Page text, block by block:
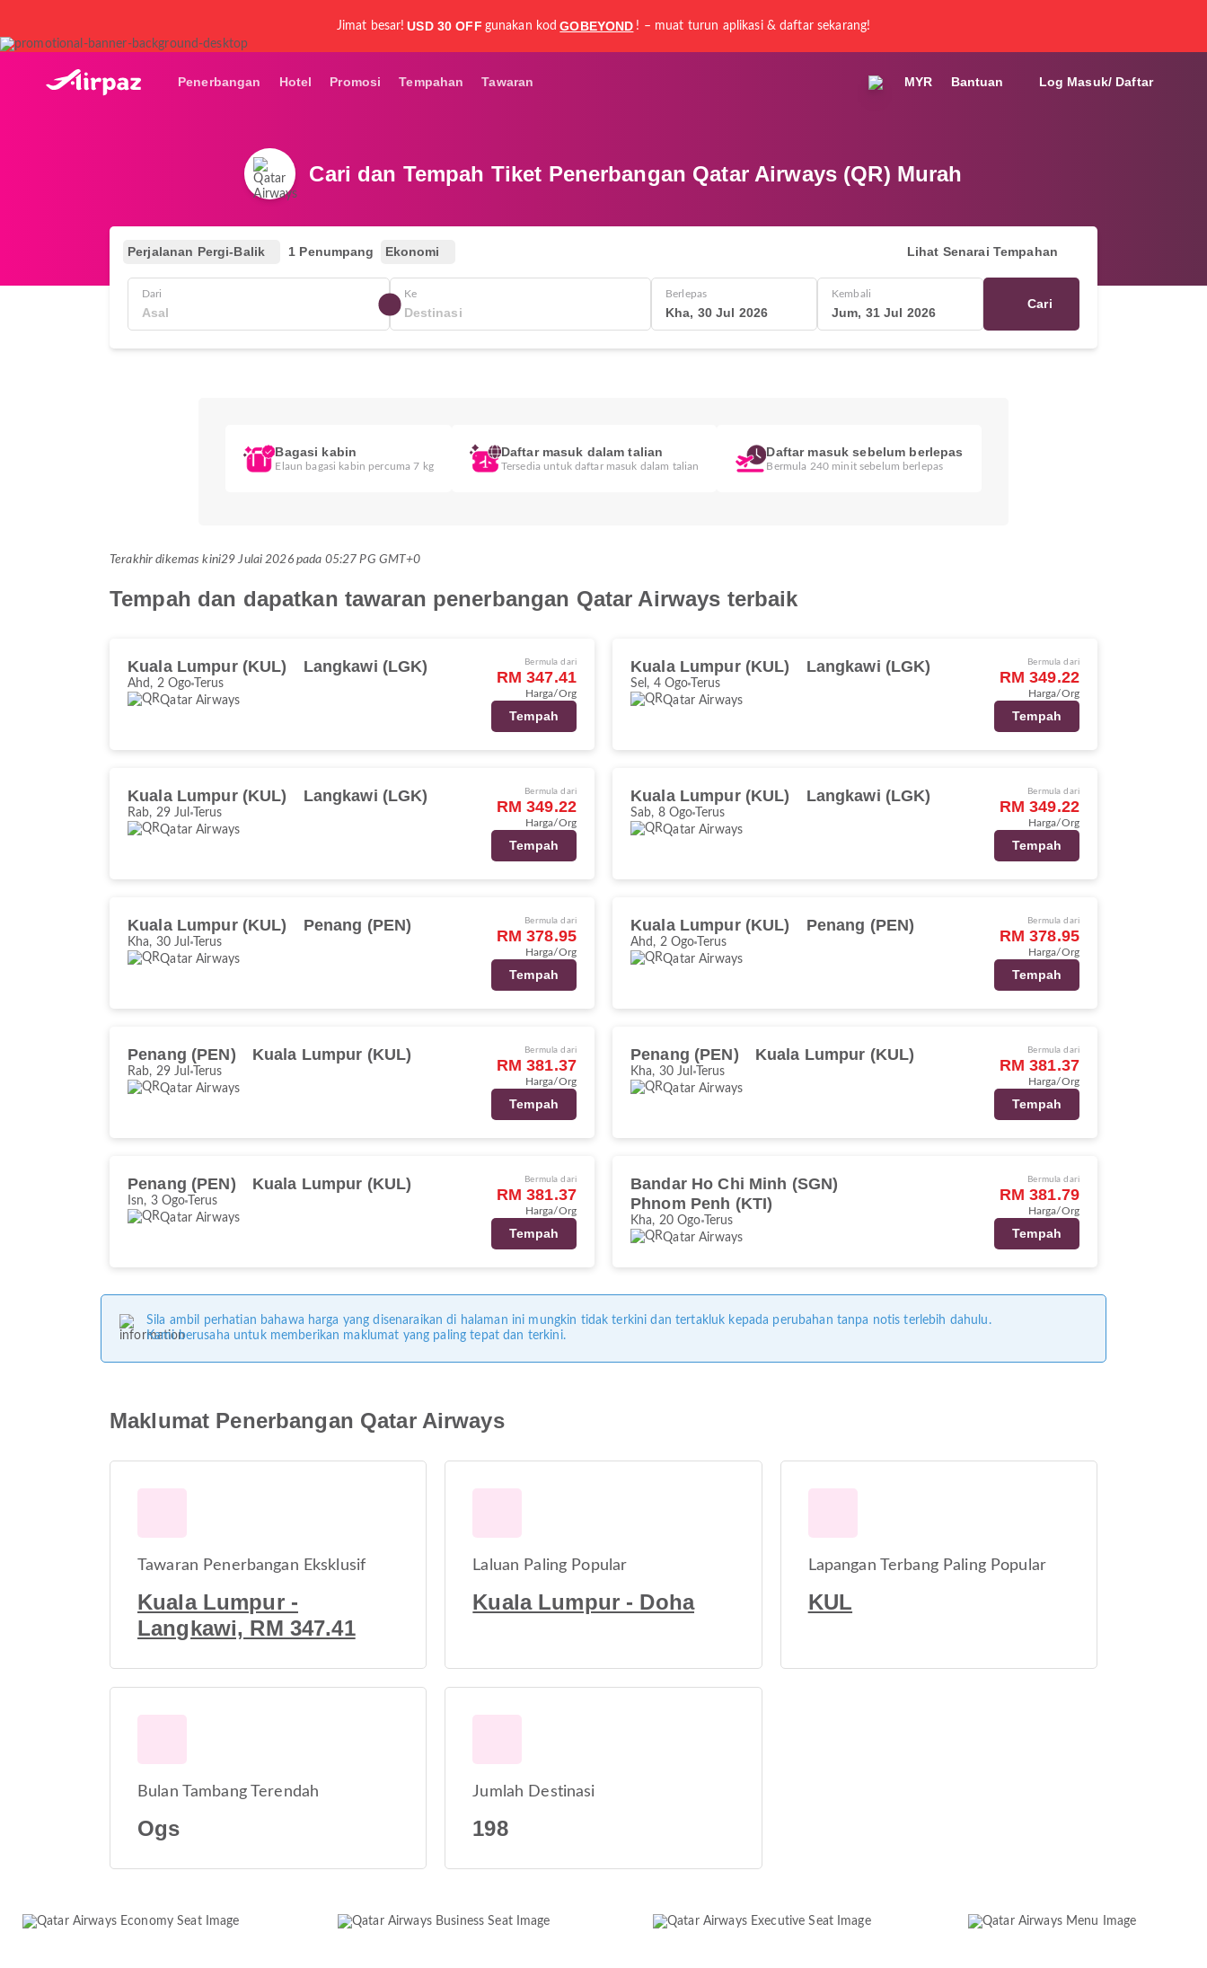
Jimat besar! USD 30 OFF gunakan kod GOBEYOND ! – muat turun aplikasi & daftar sekarang!
Penerbangan Hotel Promosi Tempahan Tawaran MYR Bantuan Log Masuk/ Daftar
Cari dan Tempah Tiket Penerbangan Qatar Airways (QR) Murah
Perjalanan Pergi-Balik 1 Penumpang Ekonomi Lihat Senarai Tempahan
Dari Ke Berlepas
Kha, 30 Jul 2026
Kembali
Jum, 31 Jul 2026
Cari
Bagasi kabin
Elaun bagasi kabin percuma 7 kg
Daftar masuk dalam talian
Tersedia untuk daftar masuk dalam talian
Daftar masuk sebelum berlepas
Bermula 240 minit sebelum berlepas
Terakhir dikemas kini29 Julai 2026 pada 05:27 PG GMT+0
Tempah dan dapatkan tawaran penerbangan Qatar Airways terbaik
Kuala Lumpur (KUL) Langkawi (LGK)
Ahd, 2 Ogo
Terus
Qatar Airways
Bermula dari
RM 347.41
Harga/Org
Tempah
Kuala Lumpur (KUL) Langkawi (LGK)
Sel, 4 Ogo
Terus
Qatar Airways
Bermula dari
RM 349.22
Harga/Org
Tempah
Kuala Lumpur (KUL) Langkawi (LGK)
Rab, 29 Jul Terus
Qatar Airways
Bermula dari
RM 349.22
Harga/Org
Tempah
Kuala Lumpur (KUL) Langkawi (LGK)
Sab, 8 Ogo
Terus
Qatar Airways
Bermula dari
RM 349.22
Harga/Org
Tempah
Kuala Lumpur (KUL) Penang (PEN)
Kha, 30 Jul Terus
Qatar Airways
Bermula dari
RM 378.95
Harga/Org
Tempah
Kuala Lumpur (KUL) Penang (PEN)
Ahd, 2 Ogo
Terus
Qatar Airways
Bermula dari
RM 378.95
Harga/Org
Tempah
Penang (PEN) Kuala Lumpur (KUL)
Rab, 29 Jul Terus
Qatar Airways
Bermula dari
RM 381.37
Harga/Org
Tempah
Penang (PEN) Kuala Lumpur (KUL)
Kha, 30 Jul Terus
Qatar Airways
Bermula dari
RM 381.37
Harga/Org
Tempah
Penang (PEN) Kuala Lumpur (KUL)
Isn, 3 Ogo
Terus
Qatar Airways
Bermula dari
RM 381.37
Harga/Org
Tempah
Bandar Ho Chi Minh (SGN)
Phnom Penh (KTI)
Kha, 20 Ogo Terus
Qatar Airways
Bermula dari
RM 381.79
Harga/Org
Tempah
Sila ambil perhatian bahawa harga yang disenaraikan di halaman ini mungkin tidak terkini dan tertakluk kepada perubahan tanpa notis terlebih dahulu.
Kami berusaha untuk memberikan maklumat yang paling tepat dan terkini.
Maklumat Penerbangan Qatar Airways
Tawaran Penerbangan Eksklusif
Kuala Lumpur -
Langkawi, RM 347.41
Laluan Paling Popular
Kuala Lumpur - Doha
Lapangan Terbang Paling Popular
KUL
Bulan Tambang Terendah
Ogs
Jumlah Destinasi
198